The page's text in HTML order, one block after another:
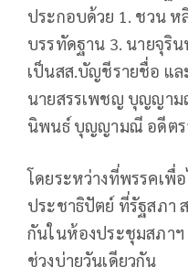
ประกอบด้วย 1. ชวน
บรรทัดฐาน 3. นายจุริ
เป็นสส.บัญชีรายชื่อ แ
นายสรรเพชญ บุญญาม
นิพนธ์ บุญญามณี อดีตร
โดยระหว่างที่พรรคเพื่
ประชาธิปัตย์ ที่รัฐสภา
กันในห้องประชุมสภาฯ
ช่วงบ่ายวันเดียวกัน